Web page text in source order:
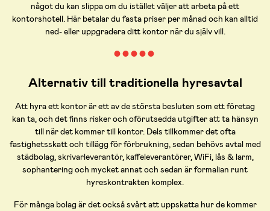
något du kan slippa om du istället väljer att arbeta på ett
kontorshotell. Här betalar du fasta priser per månad och kan alltid
ned- eller uppgradera ditt kontor när du själv vill.
● ● ● ● ●
Alternativ till traditionella hyresavtal
Att hyra ett kontor är ett av de största besluten som ett företag
kan ta, och det finns risker och oförutsedda utgifter att ta hänsyn
till när det kommer till kontor. Dels tillkommer det ofta
fastighetsskatt och tillägg för förbrukning, sedan behövs avtal med
städbolag, skrivarleverantör, kaffeleverantörer, WiFi, lås & larm,
sophantering och mycket annat och sedan är formalian runt
hyreskontrakten komplex.
För många bolag är det också svårt att uppskatta hur de kommer